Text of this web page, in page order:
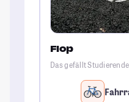
Flop
Das gefällt